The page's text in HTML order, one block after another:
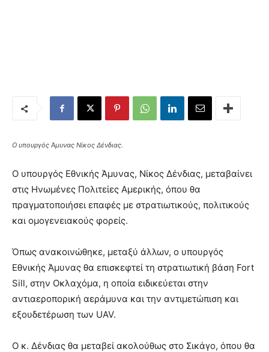
Ο υπουργός Άμυνας Νίκος Δένδιας.
Ο υπουργός Εθνικής Άμυνας, Νίκος Δένδιας, μεταβαίνει
στις Ηνωμένες Πολιτείες Αμερικής, όπου θα
πραγματοποιήσει επαφές με στρατιωτικούς, πολιτικούς
και ομογενειακούς φορείς.
Όπως ανακοινώθηκε, μεταξύ άλλων, ο υπουργός
Εθνικής Άμυνας θα επισκεφτεί τη στρατιωτική βάση Fort
Sill, στην Οκλαχόμα, η οποία ειδικεύεται στην
αντιαεροπορική αεράμυνα και την αντιμετώπιση και
εξουδετέρωση των UAV.
Ο κ. Δένδιας θα μεταβεί ακολούθως στο Σικάγο, όπου θα